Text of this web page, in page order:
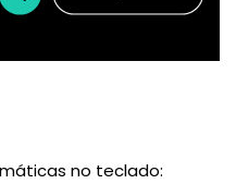
no teclado: